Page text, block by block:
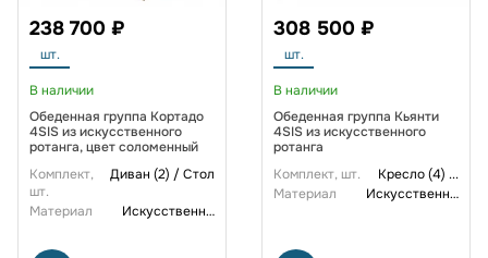
238 700 ₽
шт.
В наличии
Обеденная группа Кортадо
4SIS из искусственного
ротанга, цвет соломенный
Комплект,
шт.
Диван (2) / Стол
Материал Искусственный ротанг
308 500 ₽
шт.
В наличии
Обеденная группа Кьянти
4SIS из искусственного
ротанга
Комплект, шт.
Кресло (4) ...
Материал
Искусственный ротанг